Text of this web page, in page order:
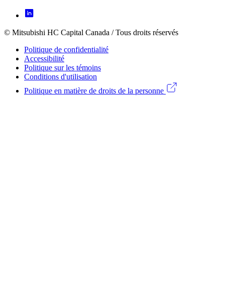
Footer
Icon
menu
(CA)
Footer
Legal
menu
(CA)
© Mitsubishi HC Capital Canada / Tous droits réservés
Politique de confidentialité
Accessibilité
Politique sur les témoins
Conditions d'utilisation
Politique en matière de droits de la personne